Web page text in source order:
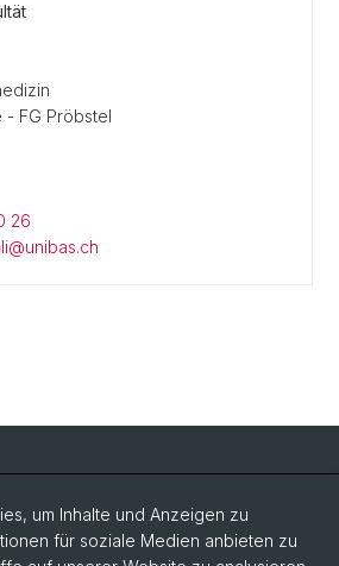
- FG Pröbstel
26
um Inhalte und Anzeigen zu
für soziale Medien anbieten zu